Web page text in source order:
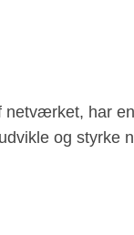
har
og styrke